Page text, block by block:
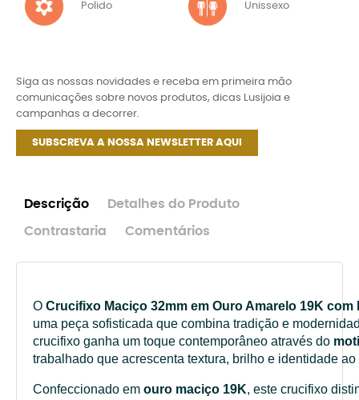
Polido Unissexo
Siga as nossas novidades e receba em primeira mão
comunicações sobre novos produtos, dicas Lusijoia e
campanhas a decorrer.
SUBSCREVA A NOSSA NEWSLETTER AQUI
Descrição Detalhes do Produto
Contrastaria Comentários
O Crucifixo Maciço 32mm em Ouro Amarelo 19K com
uma peça sofisticada que combina tradição e
crucifixo ganha um toque contemporâneo através do
trabalhado que acrescenta textura, brilho e identidade ao
Confeccionado em ouro maciço 19K, este crucifixo